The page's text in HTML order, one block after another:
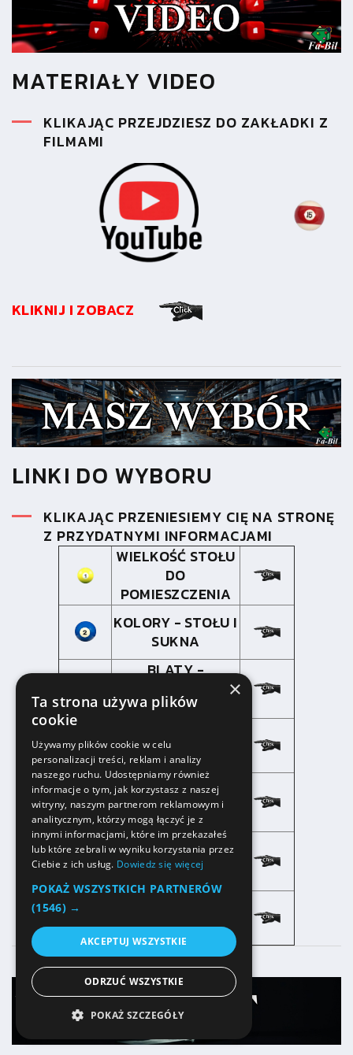
MATERIAŁY VIDEO
KLIKAJĄC PRZEJDZIESZ DO ZAKŁADKI Z
FILMAMI
KLIKNIJ I ZOBACZ
LINKI DO WYBORU
KLIKAJĄC PRZENIESIEMY CIĘ NA STRONĘ
Z PRZYDATNYMI INFORMACJAMI
WIELKOŚĆ STOŁU
DO
POMIESZCZENIA
KOLORY - STOŁU I
SUKNA
BLATY -
BIESIADNY I PING-
PONG
KRZESŁA I ŁAWKI
PŁYTA
ROZGRYWAJĄCA -
KAMIENNA
PŁYTA
ROZGRYWAJĄCA -
POSTFORMING
MATERIAŁY
×
Ta strona używa plików
cookie
Używamy plików cookie w celu
personalizacji treści, reklam i analizy
naszego ruchu. Udostępniamy również
informacje o tym, jak korzystasz z naszej
witryny, naszym partnerom reklamowym i
analitycznym, którzy mogą łączyć je z
innymi informacjami, które im przekazałeś
lub które zebrali w wyniku korzystania przez
Ciebie z ich usług. Dowiedz się więcej
POKAŻ WSZYSTKICH PARTNERÓW
(1546) →
AKCEPTUJ WSZYSTKIE
ODRZUĆ WSZYSTKIE
POKAŻ SZCZEGÓŁY